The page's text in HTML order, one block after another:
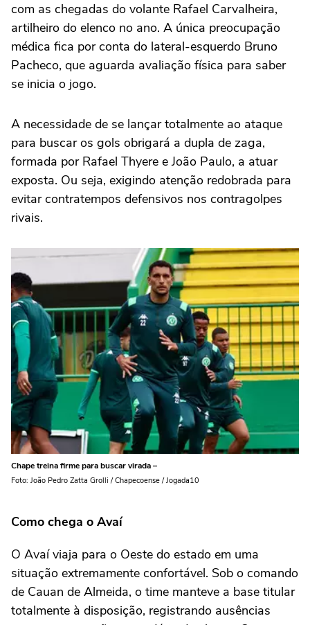
com as chegadas do volante Rafael Carvalheira,
artilheiro do elenco no ano. A única preocupação
médica fica por conta do lateral-esquerdo Bruno
Pacheco, que aguarda avaliação física para saber
se inicia o jogo.
A necessidade de se lançar totalmente ao ataque
para buscar os gols obrigará a dupla de zaga,
formada por Rafael Thyere e João Paulo, a atuar
exposta. Ou seja, exigindo atenção redobrada para
evitar contratempos defensivos nos contragolpes
rivais.
Chape treina firme para buscar virada –
Foto: João Pedro Zatta Grolli / Chapecoense / Jogada10
Como chega o Avaí
O Avaí viaja para o Oeste do estado em uma
situação extremamente confortável. Sob o comando
de Cauan de Almeida, o time manteve a base titular
totalmente à disposição, registrando ausências